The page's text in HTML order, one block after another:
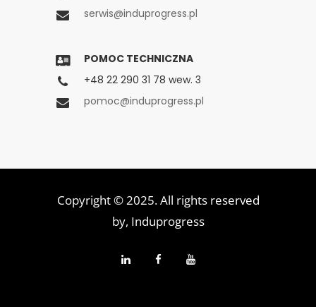
serwis@induprogress.pl
POMOC TECHNICZNA
+48 22 290 31 78 wew. 3
pomoc@induprogress.pl
Copyright © 2025. All rights reserved
by, Induprogress